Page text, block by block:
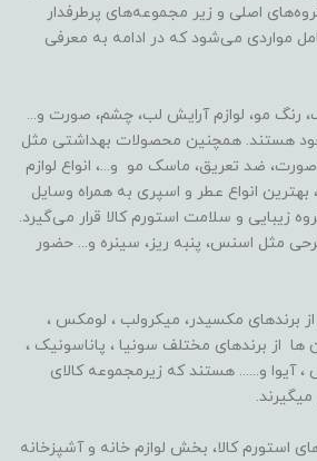
اصلی و زیر مجموعه‌های پرطرفدار
مواردی می‌شود که در ادامه به معرفی
رنگ مو، لوازم آرایش لب، چشم، صورت و...
هستند. همچنین محصولات بهداشتی مثل
ضد تعریق، ماسک مو و...، انواع لوازم
انواع عطر و اسپری به همراه وسایل
زیبایی و سلامت استورم کالا قرار می‌گیرد.
مثل اسنس، پنبه ریز، سینره و... حضور
برندهای مکسیدر، میکرولب ، لومکس ،
ها از برندهای مختلف سونیا ، پاناسونیک ،
و...... هستند که زیرمجموعه کالای
میگیرند.
استورم کالا، بخش لوازم خانه و آشپزخانه